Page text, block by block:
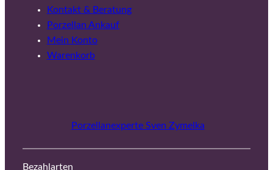
Kontakt & Beratung
Porzellan Ankauf
Mein Konto
Warenkorb
Porzellanexperte Sven Zymelka
Bezahlarten